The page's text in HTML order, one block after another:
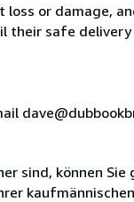
loss or damage,
their safe delivery
sind, können